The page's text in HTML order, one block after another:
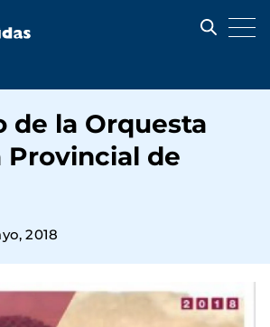
de la Orquesta
Provincial de
2018